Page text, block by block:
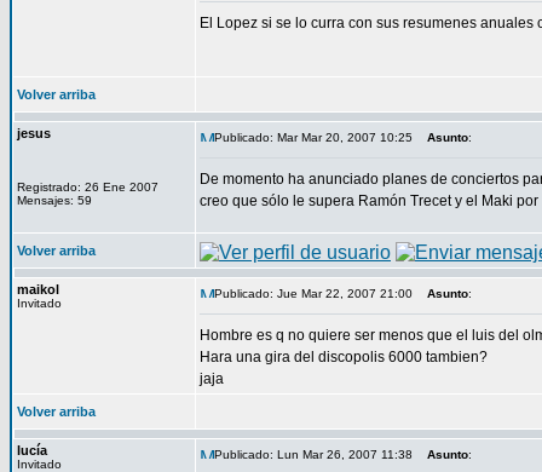
El Lopez si se lo curra con sus resumenes
Volver arriba
jesus
Registrado: 26 Ene 2007
Mensajes: 59
Publicado: Mar Mar 20, 2007 10:25 Asunto:
De momento ha anunciado planes de conciertos
creo que sólo le supera Ramón Trecet y el Maki
Volver arriba
maikol
Invitado
Publicado: Jue Mar 22, 2007 21:00 Asunto:
Hombre es q no quiere ser menos que el luis del
Hara una gira del discopolis 6000 tambien?
jaja
Volver arriba
lucía
Invitado
Publicado: Lun Mar 26, 2007 11:38 Asunto: